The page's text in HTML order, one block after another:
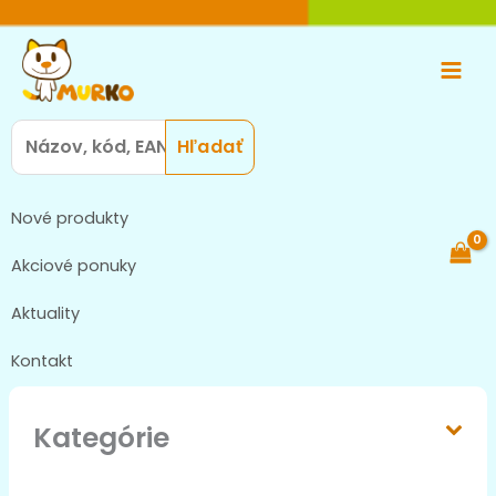
obsah
Main
Search
for:
Nové produkty
Akciové ponuky
Aktuality
Kontakt
Kategórie